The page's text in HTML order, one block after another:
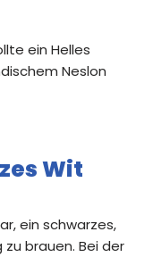
ein Helles
Neslon
Wit
ein schwarzes,
brauen. Bei der